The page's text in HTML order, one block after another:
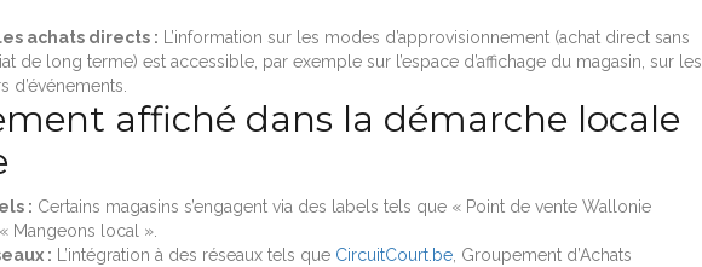
achats directs : L’information sur les modes d’approvisionnement (achat direct sans
de long terme) est accessible, par exemple sur l’espace d’affichage du magasin, sur les
d’événements.
affiché dans la démarche locale
: Certains magasins s’engagent via des labels tels que « Point de vente Wallonie
Mangeons local ».
: L’intégration à des réseaux tels que CircuitCourt.be , Groupement d’Achats